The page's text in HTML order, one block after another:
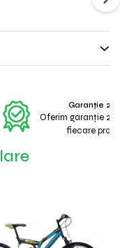
Garanție 2
Oferim garanție 2
fiecare